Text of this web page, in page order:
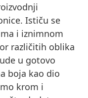
Ističu se
i iznimnom
različitih oblika
u gotovo
boja kao dio
krom i